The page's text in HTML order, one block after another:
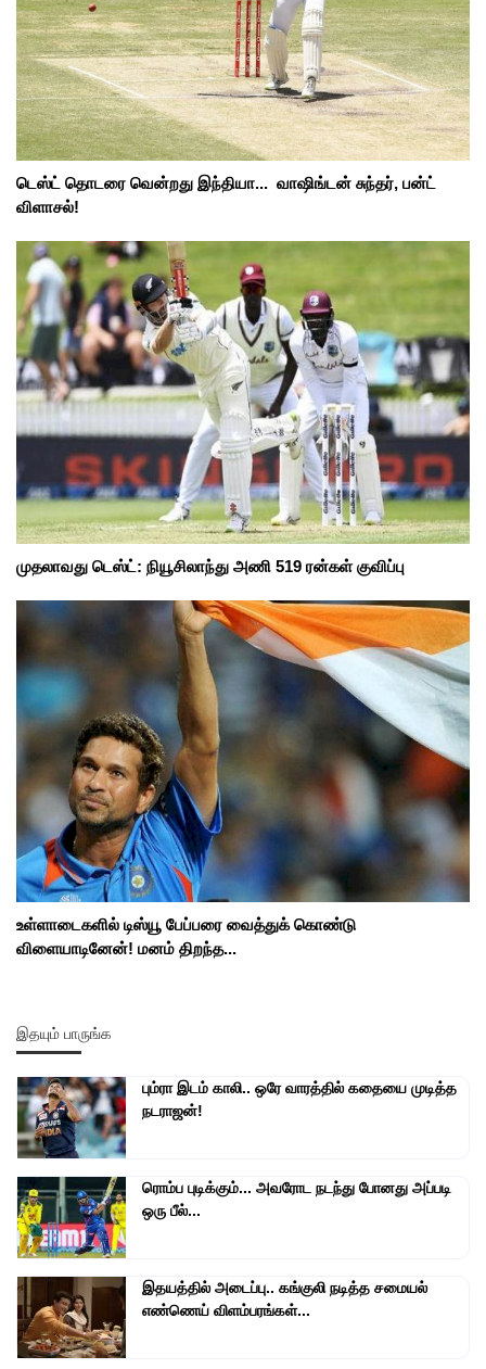
டெஸ்ட் தொடரை வென்றது இந்தியா... வாஷிங்டன் சுந்தர், பன்ட்
விளாசல்!
முதலாவது டெஸ்ட்: நியூசிலாந்து அணி 519 ரன்கள் குவிப்பு
உள்ளாடைகளில் டிஸ்யூ பேப்பரை வைத்துக் கொண்டு
விளையாடினேன்! மனம் திறந்த...
இதயும் பாருங்க
பும்ரா இடம் காலி.. ஒரே வாரத்தில் கதையை முடித்த
நடராஜன்!
ரொம்ப புடிக்கும்... அவரோட நடந்து போனது அப்படி
ஒரு பீல்...
இதயத்தில் அடைப்பு.. கங்குலி நடித்த சமையல்
எண்ணெய் விளம்பரங்கள்...